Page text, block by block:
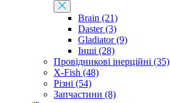
Brain (21)
Daster (3)
Gladiator (9)
Інші (28)
Провідникові інерційні (35)
X-Fish (48)
Різні (54)
Запчастини (8)